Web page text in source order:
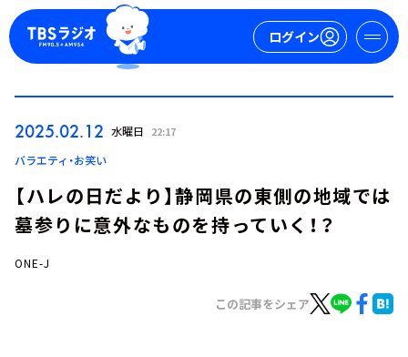
ログイン
ログイン
2025.02.12 水曜日 22:17
バラエティ・お笑い
【ハレの日だより】静岡県の東側の地域では
墓参りに意外なものを持っていく！？
ONE-J
この記事をシェア